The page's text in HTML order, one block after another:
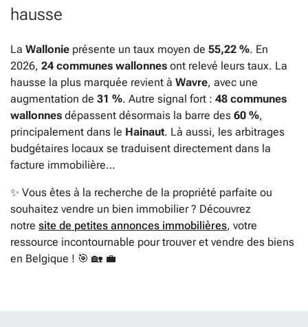
hausse
La Wallonie présente un taux moyen de 55,22 %. En
2026, 24 communes wallonnes ont relevé leurs taux. La
hausse la plus marquée revient à Wavre, avec une
augmentation de 31 %. Autre signal fort : 48 communes
wallonnes dépassent désormais la barre des 60 %,
principalement dans le Hainaut. Là aussi, les arbitrages
budgétaires locaux se traduisent directement dans la
facture immobilière…
✨ Vous êtes à la recherche de la propriété parfaite ou
souhaitez vendre un bien immobilier ? Découvrez
notre site de petites annonces immobilières, votre
ressource incontournable pour trouver et vendre des biens
en Belgique ! 🎯 🏡 💼